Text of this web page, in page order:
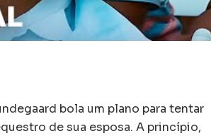
bola um plano para tentar
de sua esposa. A princípio,